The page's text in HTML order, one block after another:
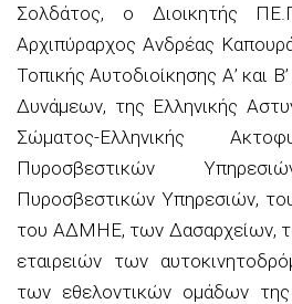
Σολδάτος, ο Διοικητής
Αρχιπύραρχος Ανδρέας
Τοπικής Αυτοδιοίκησης Α’ και
Δυνάμεων, της Ελληνικής
Σώματος-Ελληνικής
Πυροσβεστικών
Πυροσβεστικών Υπηρεσιών,
του ΑΔΜΗΕ, των Δασαρχείων,
εταιρειών των
των εθελοντικών ομάδων της